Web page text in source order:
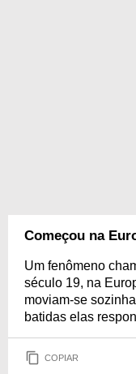
Começou na
Um fenômeno
século 19, na
moviam-se
batidas elas
COPIAR